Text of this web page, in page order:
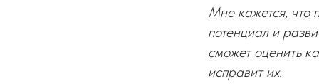
Мне кажется, что
потенциал и
сможет оценить
исправит их.